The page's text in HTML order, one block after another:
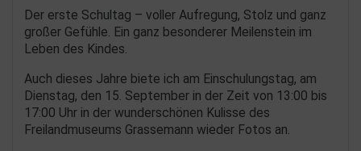
Der erste Schultag – voller Aufregung, Stolz und ganz
großer Gefühle. Ein ganz besonderer Meilenstein im
Leben des Kindes.
Auch dieses Jahre biete ich am Einschulungstag, am
Dienstag, den 15. September in der Zeit von 13:00 bis
17:00 Uhr in der wunderschönen Kulisse des
Freilandmuseums Grassemann wieder Fotos an.